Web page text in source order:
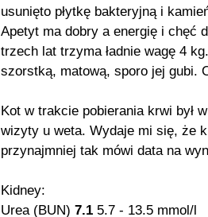
usunięto płytkę bakteryjną i
Apetyt ma dobry a energię i chęć
trzech lat trzyma ładnie wagę 4
szorstką, matową, sporo jej gubi.
Kot w trakcie pobierania krwi był
wizyty u weta. Wydaje mi się, że
przynajmniej tak mówi data na
Kidney:
Urea (BUN) 7.15.7 - 13.5 mmol/l